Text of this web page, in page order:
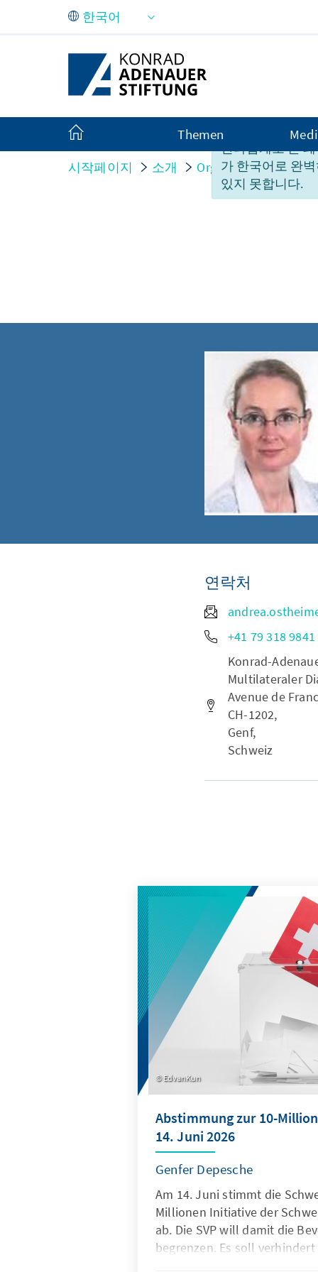
Skip to Main Content
안타깝게도 본
가 한국어로 완
있지 못합니다.
Themen
시작페이지 소개 Organisation
연락처
+41 79 318 9841
Konrad-
Multilateraler
Avenue de
CH-1202,
Genf,
Schweiz
EdvanKun
Abstimmung zur 10-
14. Juni 2026
Genfer Depesche
Am 14. Juni stimmt die
Millionen Initiative der
ab. Die SVP will damit die
begrenzen. Es soll